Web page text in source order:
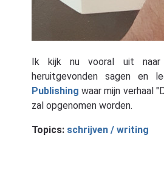
Ik kijk nu vooral uit
heruitgevonden sagen en
Publishing waar mijn verhaal
zal opgenomen worden.
Topics: schrijven / writing